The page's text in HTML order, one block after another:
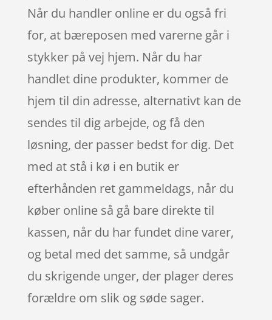
Når du handler online er du også fri
for, at bæreposen med varerne går i
stykker på vej hjem. Når du har
handlet dine produkter, kommer de
hjem til din adresse, alternativt kan de
sendes til dig arbejde, og få den
løsning, der passer bedst for dig. Det
med at stå i kø i en butik er
efterhånden ret gammeldags, når du
køber online så gå bare direkte til
kassen, når du har fundet dine varer,
og betal med det samme, så undgår
du skrigende unger, der plager deres
forældre om slik og søde sager.